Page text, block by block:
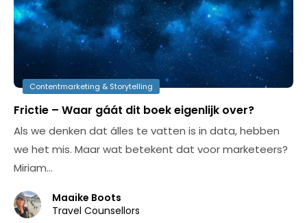
Contentmarketing & Storytelling
Frictie – Waar gáát dit boek eigenlijk over?
Als we denken dat álles te vatten is in data, hebben
we het mis. Maar wat betekent dat voor marketeers?
Miriam…
Maaike Boots
Travel Counsellors